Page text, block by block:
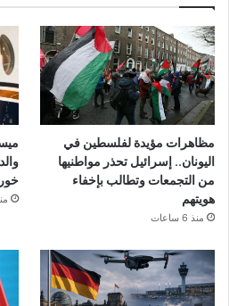
مظاهرات مؤيدة لفلسطين في
اليونان.. إسرائيل تحذر مواطنيها
من التجمعات وتطالب بإخفاء
هويتهم
منذ 6 ساعات
منذ 6